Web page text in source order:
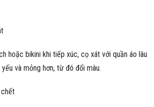
hoặc bikini khi tiếp xúc, cọ xát với quần áo lâu
và mỏng hơn, từ đó đổi màu.
chết